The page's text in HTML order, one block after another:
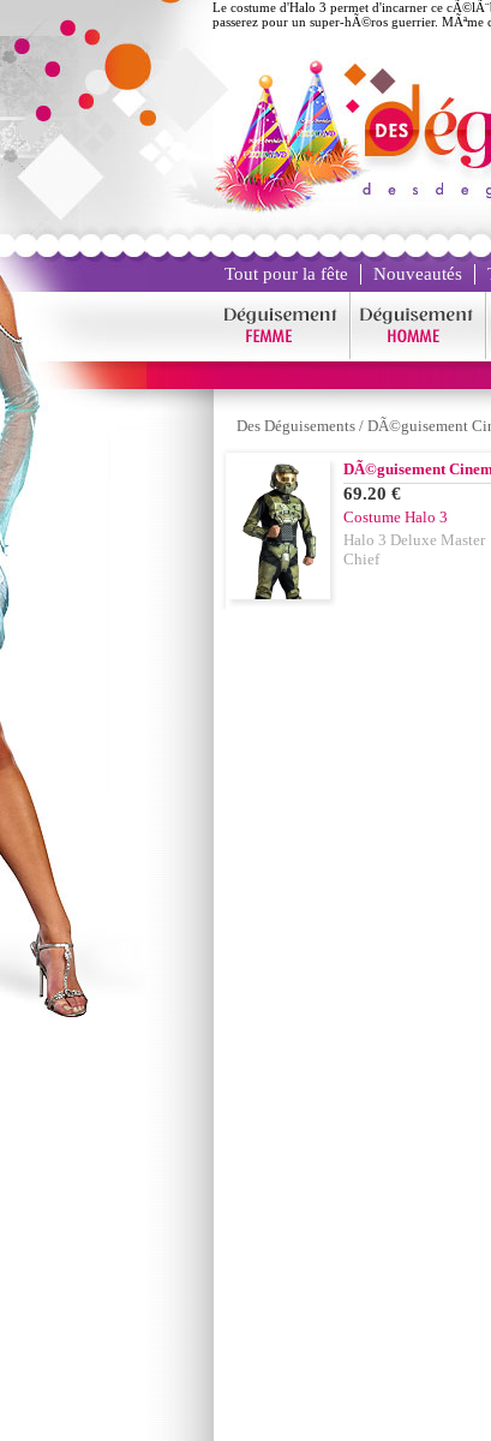
Le costume d'Halo 3 permet d'incarner ce
passerez pour un super-hÃ©ros guerrier.
Tout pour la fête Nouveautés
Des Déguisements / DÃ©guisement
DÃ©guisement
69.20 €
Costume Halo 3
Halo 3 Deluxe Master
Chief